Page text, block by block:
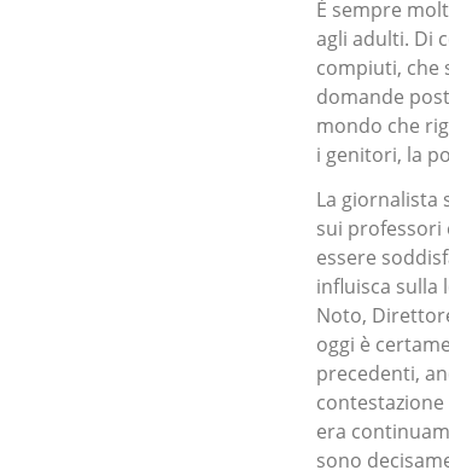
È sempre
agli adulti. Di
compiuti, che
domande
mondo che
i genitori, la
La giornalista
sui professori
essere
influisca sulla
Noto,
oggi è
precedenti,
era
sono